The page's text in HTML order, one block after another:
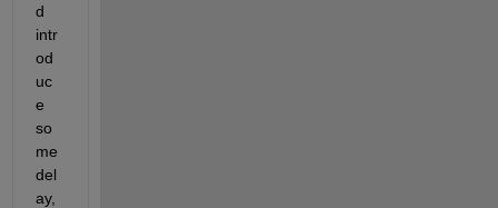
d
intr
od
uc
e
so
me
del
ay,